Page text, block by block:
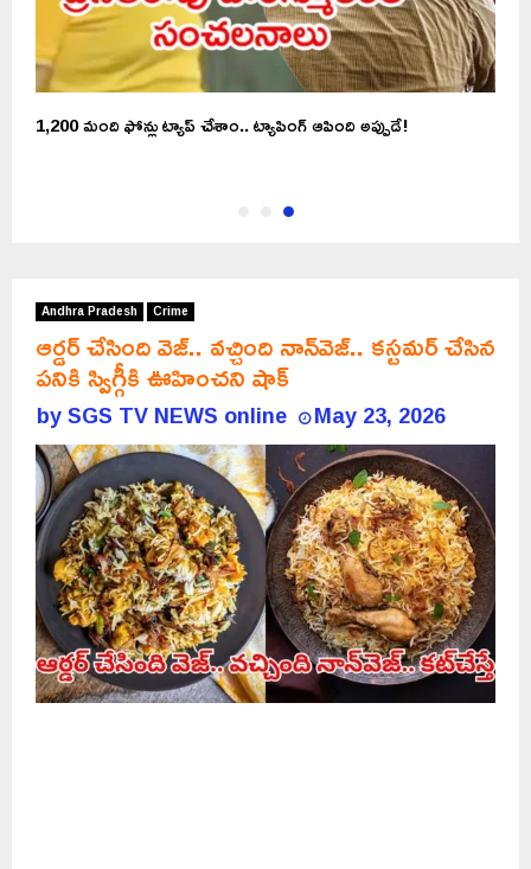
1,200 మంది ఫోన్లు ట్యాప్ చేశాం.. ట్యాపింగ్ ఆపింది అప్పుడే!
Andhra Pradesh Crime
ఆర్డర్ చేసింది వెజ్‌.. వచ్చింది నాన్‌వెజ్.. కస్టమర్ చేసిన
పనికి స్విగ్గీకి ఊహించని షాక్
bySGS TV NEWS online May 23, 2026